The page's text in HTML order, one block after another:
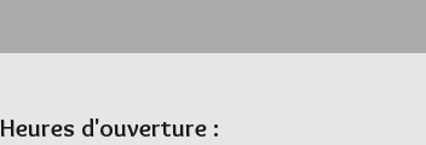
Heures d'ouverture :